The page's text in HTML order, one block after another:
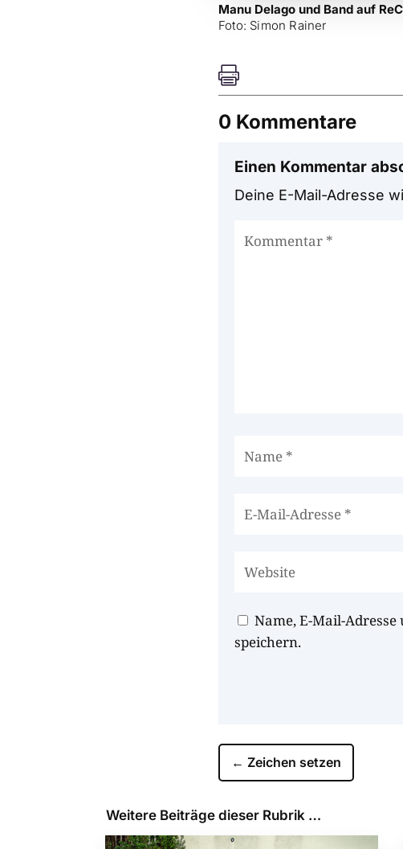
Manu Delago und Band auf
Foto: Simon Rainer

0 Kommentare
Einen Kommentar
Deine E-Mail-Adresse
Name, E-Mail-
speichern.
← Zeichen setzen
Weitere Beiträge dieser Rubrik …